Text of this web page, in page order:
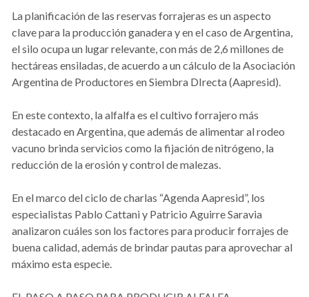
La planificación de las reservas forrajeras es un aspecto
clave para la producción ganadera y en el caso de Argentina,
el silo ocupa un lugar relevante, con más de 2,6 millones de
hectáreas ensiladas, de acuerdo a un cálculo de la Asociación
Argentina de Productores en Siembra DIrecta (Aapresid).
En este contexto, la alfalfa es el cultivo forrajero más
destacado en Argentina, que además de alimentar al rodeo
vacuno brinda servicios como la fijación de nitrógeno, la
reducción de la erosión y control de malezas.
En el marco del ciclo de charlas “Agenda Aapresid”, los
especialistas Pablo Cattani y Patricio Aguirre Saravia
analizaron cuáles son los factores para producir forrajes de
buena calidad, además de brindar pautas para aprovechar al
máximo esta especie.